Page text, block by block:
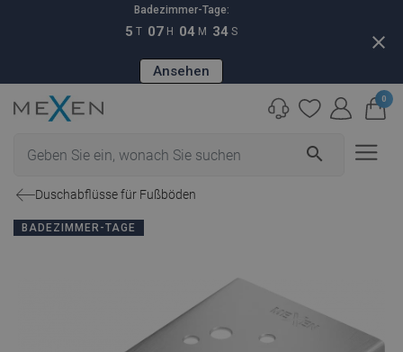
Badezimmer-Tage:
5 T 07 H 04 M 33 S
Ansehen
close
search
0
Duschabflüsse für Fußböden
BADEZIMMER-TAGE